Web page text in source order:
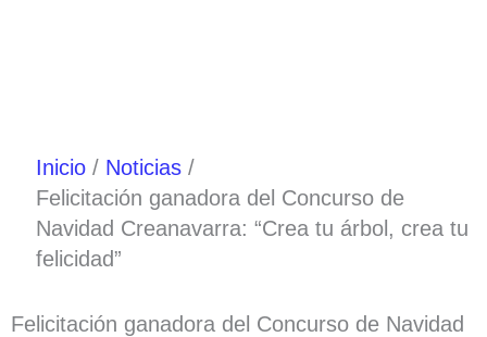
Inicio
Noticias
Felicitación ganadora del Concurso de
Navidad Creanavarra: “Crea tu árbol, crea tu
felicidad”
Felicitación ganadora del Concurso de Navidad